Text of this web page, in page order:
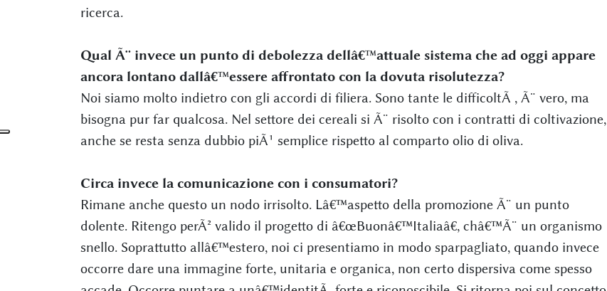
ricerca.
Qual Ã¨ invece un punto di debolezza dellâ€™attuale sistema che ad oggi appare
ancora lontano dallâ€™essere affrontato con la dovuta risolutezza?
Noi siamo molto indietro con gli accordi di filiera. Sono tante le difficoltÃ , Ã¨ vero, ma
bisogna pur far qualcosa. Nel settore dei cereali si Ã¨ risolto con i contratti di coltivazione,
anche se resta senza dubbio piÃ¹ semplice rispetto al comparto olio di oliva.
Circa invece la comunicazione con i consumatori?
Rimane anche questo un nodo irrisolto. Lâ€™aspetto della promozione Ã¨ un punto
dolente. Ritengo perÃ² valido il progetto di â€œBuonâ€™Italiaâ€, châ€™Ã¨ un organismo
snello. Soprattutto allâ€™estero, noi ci presentiamo in modo sparpagliato, quando invece
occorre dare una immagine forte, unitaria e organica, non certo dispersiva come spesso